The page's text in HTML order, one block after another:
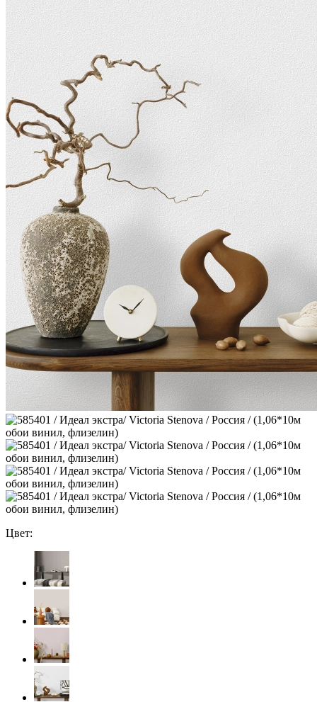
Цвет: